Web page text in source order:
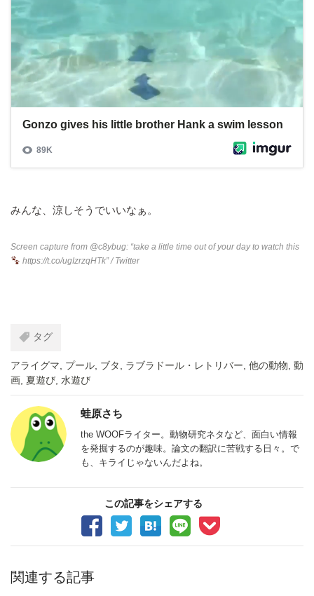
みんな、涼しそうでいいなぁ。
Screen capture from @c8ybug: “take a little time out of your day to watch this
https://t.co/ugIzrzqHTk”/ Twitter
タグ
アライグマ プール ブタ ラブラドール・レトリバー 他の動物 動
画 夏遊び 水遊び
蛙原さち
the WOOFライター。動物研究ネタなど、面白い情報
を発掘するのが趣味。論文の翻訳に苦戦する日々。で
も、キライじゃないんだよね。
この記事をシェアする
関連する記事